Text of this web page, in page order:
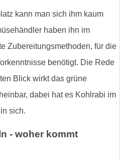
kann man sich ihm kaum
haben ihn im
Zubereitungsmethoden, für die
benötigt. Die Rede
Blick wirkt das grüne
dabei hat es Kohlrabi im
sich.
- woher kommt